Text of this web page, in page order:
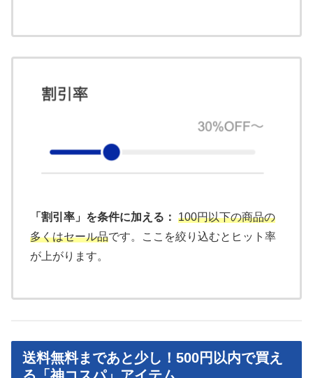
「割引率」を条件に加える： 100円以下の商品の
多くはセール品です。ここを絞り込むとヒット率
が上がります。
送料無料まであと少し！500円以内で買え